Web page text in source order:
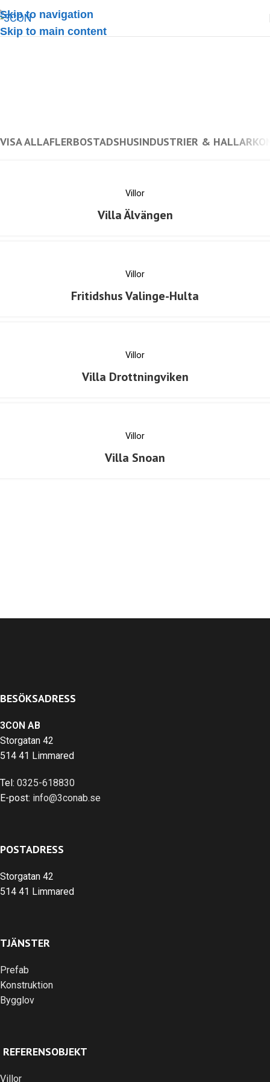
Skip to navigation
Skip to main content
VISA ALLAFLERBOSTADSHUSINDUSTRIER & HALLAR
Villor
Villa Älvängen
Villor
Fritidshus Valinge-Hulta
Villor
Villa Drottningviken
Villor
Villa Snoan
BESÖKSADRESS
3CON AB
Storgatan 42
514 41 Limmared
Tel: 0325-618830
E-post: info@3conab.se
POSTADRESS
Storgatan 42
514 41 Limmared
TJÄNSTER
Prefab
Konstruktion
Bygglov
REFERENSOBJEKT
Villor